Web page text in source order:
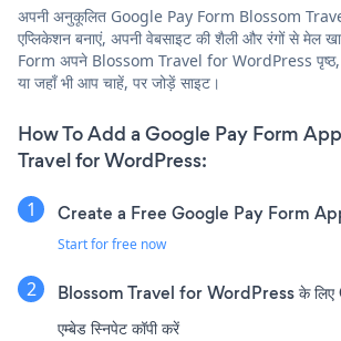
अपनी अनुकूलित Google Pay Form Blossom
एप्लिकेशन बनाएं, अपनी वेबसाइट की शैली और रंगों से मेल
Form अपने Blossom Travel for WordPress पृष्ठ,
या जहाँ भी आप चाहें, पर जोड़ें साइट।
How To Add a Google Pay Form
Travel for WordPress:
Create a Free Google Pay Form
Start for free now
Blossom Travel for WordPress के
एम्बेड स्निपेट कॉपी करें